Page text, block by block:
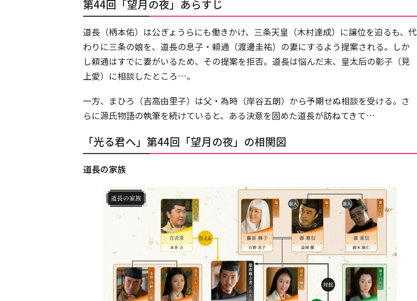
第44回「望月の夜」あらすじ
道長（柄本佑）は公ぎょうらにも働きかけ、三条天皇（木村達成）に譲位を迫るも、代
わりに三条の娘を、道長の息子・頼通（渡邊圭祐）の妻にするよう提案される。しか
し頼通はすでに妻がいるため、その提案を拒否。道長は悩んだ末、皇太后の彰子（見
上愛）に相談したところ…。
一方、まひろ（吉高由里子）は父・為時（岸谷五朗）から予期せぬ相談を受ける。さ
らに源氏物語の執筆を続けていると、ある決意を固めた道長が訪ねてきて…
「光る君へ」第44回「望月の夜」の相関図
道長の家族